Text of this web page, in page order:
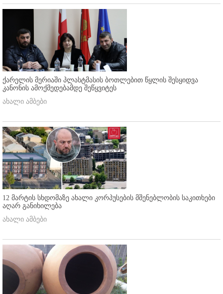
ქარელის მერიაში პლასტმასის ბოთლებით წყლის შესყიდვა
კანონის ამოქმედებამდე შეწყვიტეს
ახალი ამბები
12 მარტის სხდომაზე ახალი კორპუსების მშენებლობის საკითხები
აღარ განიხილება
ახალი ამბები